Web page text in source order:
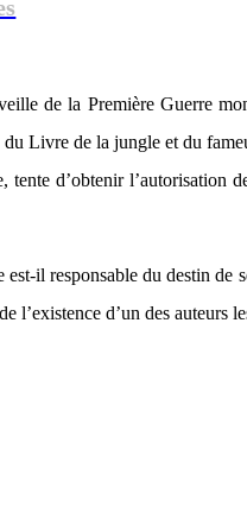
de la Première Guerre
Livre de la jungle et du
tente d’obtenir
est-il responsable du destin
l’existence d’un des auteurs